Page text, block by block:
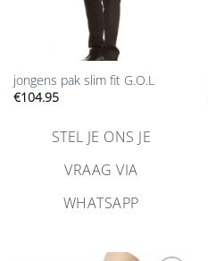
jongens pak slim fit G.O.L
€104.95
STEL JE ONS JE
VRAAG VIA
WHATSAPP